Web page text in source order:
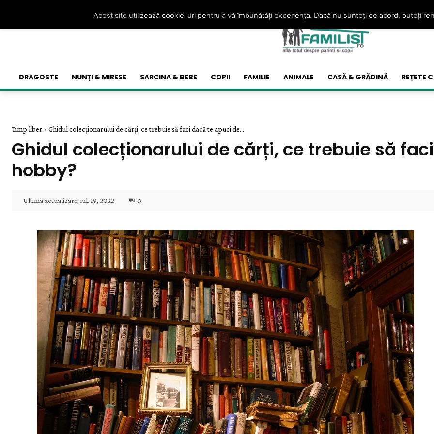
DRAGOSTE NUNȚI & MIRESE SARCINA & BEBE COPII FAMILIE ANIMALE CASĂ & GRĂDINĂ REȚETE
Timp liber Ghidul colecționarului de cărți, ce trebuie să faci dacă te apuci de...
Ghidul colecționarului de cărți, ce trebuie să
hobby?
Ultima actualizare: iul. 19, 2022 0
Acest site utilizează cookie-uri pentru a vă îmbunătăți experiența. Dacă nu sunteți de acord, puteți